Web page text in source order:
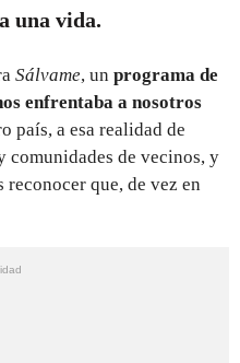
una vida.
Sálvame, un programa de
enfrentaba a nosotros
país, a esa realidad de
de vecinos, y
que, de vez en